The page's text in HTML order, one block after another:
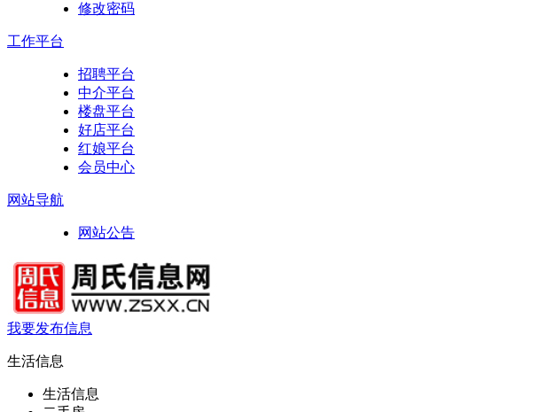
修改密码
工作平台
招聘平台
中介平台
楼盘平台
好店平台
红娘平台
会员中心
网站导航
网站公告
我要发布信息
生活信息
生活信息